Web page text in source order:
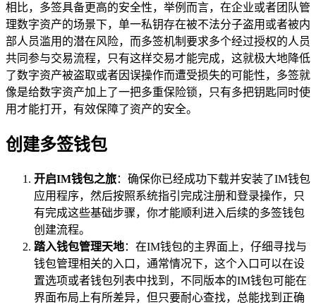
相比，多签具备更高的安全性，举例而言，在企业或者团队管
理数字资产的场景下，单一私钥存在被不法分子盗用或者被内
部人员滥用的潜在风险，而多签机制要求多个经过授权的人员
共同参与交易流程，只有这样交易才能完成，这就极大地降低
了数字资产被盗取或者因误操作而遭受损失的可能性，多签就
像是给数字资产加上了一把多重保险锁，只有多把钥匙同时使
用才能打开，有效保障了资产的安全。
创建多签钱包
开启IM钱包之旅：确保你已经成功下载并安装了IM钱包
应用程序，然后按照系统指引完成注册和登录操作，只
有完成这些基础步骤，你才能顺利进入后续的多签钱包
创建流程。
踏入钱包管理天地：在IM钱包的主界面上，仔细寻找与
钱包管理相关的入口，通常情况下，这个入口可以在设
置选项或者钱包列表中找到，不同版本的IM钱包可能在
界面布局上有所差异，但只要耐心查找，总能找到正确